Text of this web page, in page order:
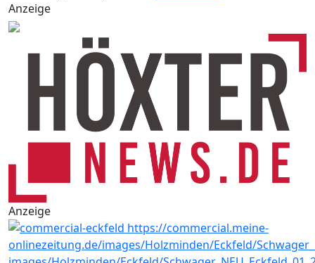
Anzeige
Anzeige